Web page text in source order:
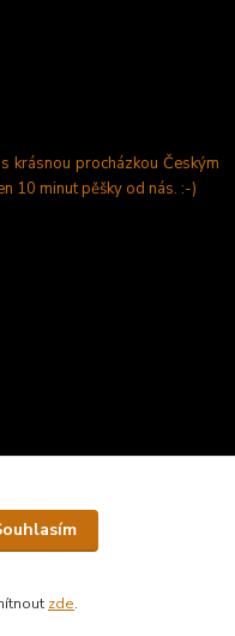
krásnou procházkou Českým
10 minut pěšky od nás. :-)
zde.